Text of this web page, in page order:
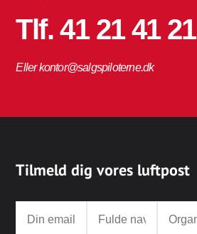
Tilmeld dig vores luftpost
Tlf. 41 21 41 21
Eller kontor@salgspiloterne.dk